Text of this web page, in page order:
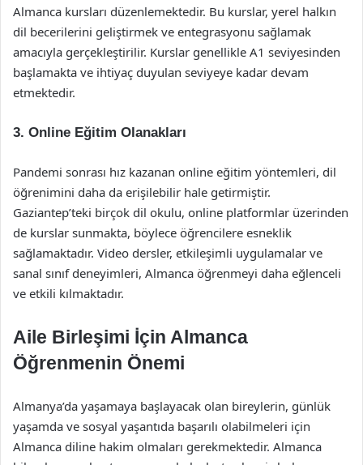
Almanca kursları düzenlemektedir. Bu kurslar, yerel halkın
dil becerilerini geliştirmek ve entegrasyonu sağlamak
amacıyla gerçekleştirilir. Kurslar genellikle A1 seviyesinden
başlamakta ve ihtiyaç duyulan seviyeye kadar devam
etmektedir.
3. Online Eğitim Olanakları
Pandemi sonrası hız kazanan online eğitim yöntemleri, dil
öğrenimini daha da erişilebilir hale getirmiştir.
Gaziantep’teki birçok dil okulu, online platformlar üzerinden
de kurslar sunmakta, böylece öğrencilere esneklik
sağlamaktadır. Video dersler, etkileşimli uygulamalar ve
sanal sınıf deneyimleri, Almanca öğrenmeyi daha eğlenceli
ve etkili kılmaktadır.
Aile Birleşimi İçin Almanca
Öğrenmenin Önemi
Almanya’da yaşamaya başlayacak olan bireylerin, günlük
yaşamda ve sosyal yaşantıda başarılı olabilmeleri için
Almanca diline hakim olmaları gerekmektedir. Almanca